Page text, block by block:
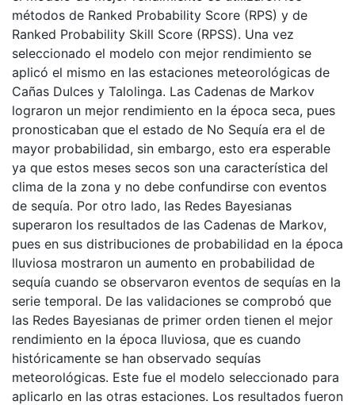
métodos de Ranked Probability Score (RPS) y de
Ranked Probability Skill Score (RPSS). Una vez
seleccionado el modelo con mejor rendimiento se
aplicó el mismo en las estaciones meteorológicas de
Cañas Dulces y Talolinga. Las Cadenas de Markov
lograron un mejor rendimiento en la época seca, pues
pronosticaban que el estado de No Sequía era el de
mayor probabilidad, sin embargo, esto era esperable
ya que estos meses secos son una característica del
clima de la zona y no debe confundirse con eventos
de sequía. Por otro lado, las Redes Bayesianas
superaron los resultados de las Cadenas de Markov,
pues en sus distribuciones de probabilidad en la época
lluviosa mostraron un aumento en probabilidad de
sequía cuando se observaron eventos de sequías en la
serie temporal. De las validaciones se comprobó que
las Redes Bayesianas de primer orden tienen el mejor
rendimiento en la época lluviosa, que es cuando
históricamente se han observado sequías
meteorológicas. Este fue el modelo seleccionado para
aplicarlo en las otras estaciones. Los resultados fueron